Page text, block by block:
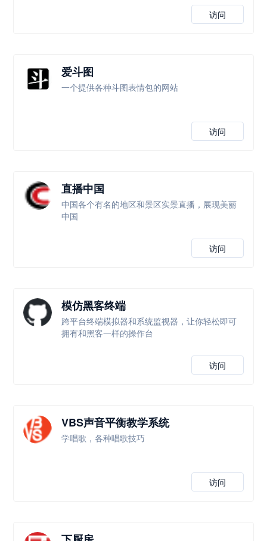
访问
爱斗图
一个提供各种斗图表情包的网站
访问
直播中国
中国各个有名的地区和景区实景直播，展现美丽
中国
访问
模仿黑客终端
跨平台终端模拟器和系统监视器，让你轻松即可
拥有和黑客一样的操作台
访问
VBS声音平衡教学系统
学唱歌，各种唱歌技巧
访问